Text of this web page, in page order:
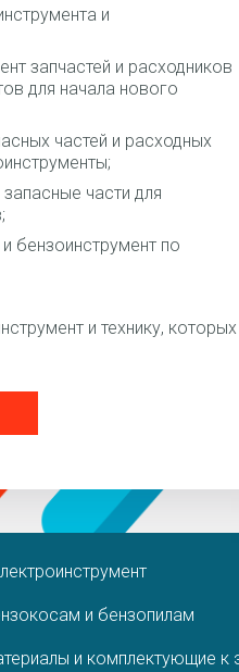
и
запчастей и расходников
для начала нового
частей и расходных
части для
бензоинструмент по
и технику, которых
и бензопилам
и комплектующие к